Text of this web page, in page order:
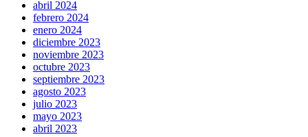
abril 2024
febrero 2024
enero 2024
diciembre 2023
noviembre 2023
octubre 2023
septiembre 2023
agosto 2023
julio 2023
mayo 2023
abril 2023